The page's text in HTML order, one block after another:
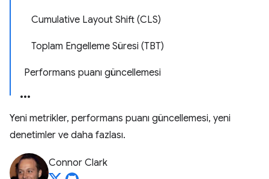
Cumulative Layout Shift (CLS)
Toplam Engelleme Süresi (TBT)
Performans puanı güncellemesi
Yeni metrikler, performans puanı güncellemesi, yeni
denetimler ve daha fazlası.
Connor Clark